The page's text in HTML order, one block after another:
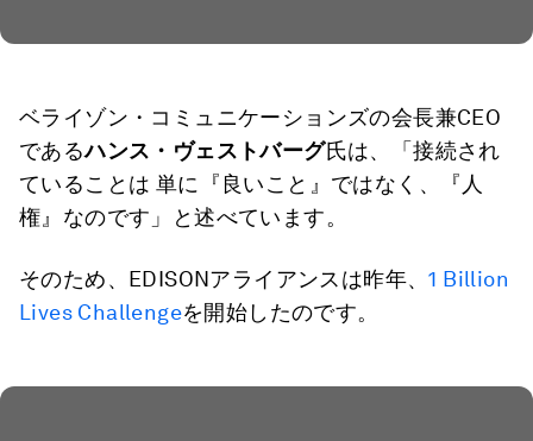
ベライゾン・コミュニケーションズの会長兼CEO
であるハンス・ヴェストバーグ氏は、「接続され
ていることは 単に『良いこと』ではなく、『人
権』なのです」と述べています。
そのため、EDISONアライアンスは昨年、1 Billion
Lives Challengeを開始したのです。